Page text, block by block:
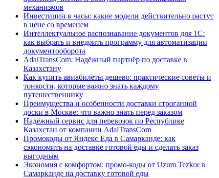
механизмов
Инвестиции в часы: какие модели действительно растут
в цене со временем
Интеллектуальное распознавание документов для 1С:
как выбрать и внедрить программу для автоматизации
документооборота
AdalTransCom: Надёжный партнёр по доставке в
Казахстану
Как купить авиабилеты дешево: практические советы и
тонкости, которые важно знать каждому
путешественнику
Преимущества и особенности доставки строганной
доски в Москве: что важно знать перед заказом
Надёжный сервис для перевозок по Республике
Казахстан от компании AdalTransCom
Промокоды от Яндекс Еда в Самарканде: как
сэкономить на доставке готовой еды и сделать заказ
выгодным
Экономия с комфортом: промо-коды от Uzum Tezkor в
Самарканде на доставку готовой еды